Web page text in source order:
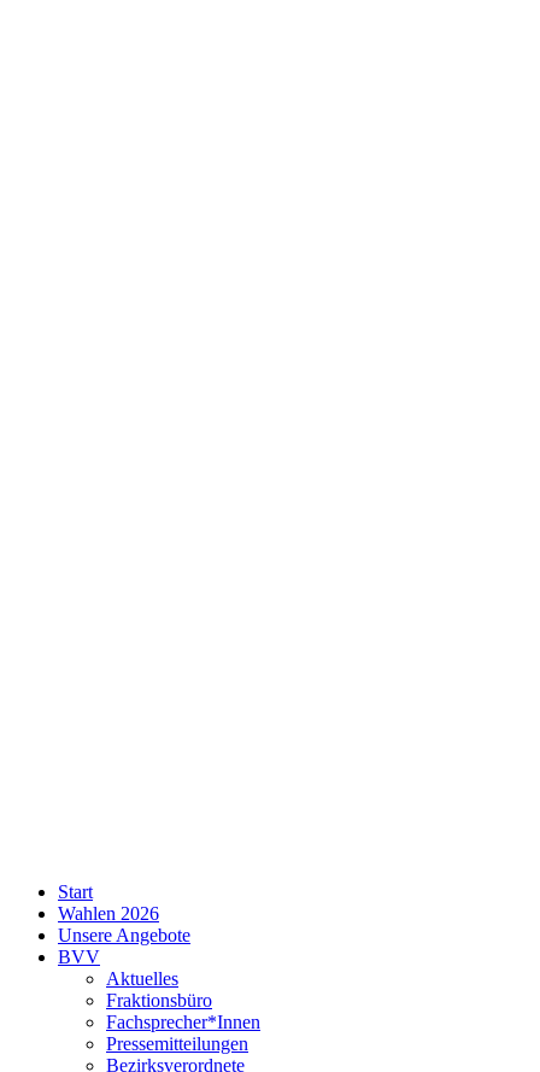
Neukölln
Start
Wahlen 2026
Unsere Angebote
BVV
Aktuelles
Fraktionsbüro
Fachsprecher*Innen
Pressemitteilungen
Bezirksverordnete